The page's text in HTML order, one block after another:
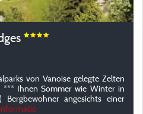
von Vanoise gelegte Zelten
Ihnen Sommer wie Winter in
Bergbewohner angesichts einer